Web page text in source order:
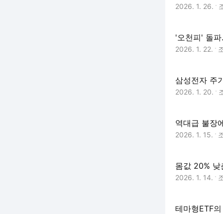
2026. 1. 26.
'오천피' 돌
2026. 1. 22.
삼성전자 주
2026. 1. 20.
역대급 불장
2026. 1. 15.
몸값 20%
2026. 1. 14.
테마형ETF